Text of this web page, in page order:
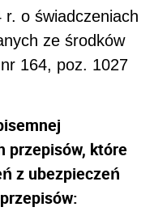
r. o świadczeniach
ze środków
164, poz. 1027
przepisów, które
z ubezpieczeń